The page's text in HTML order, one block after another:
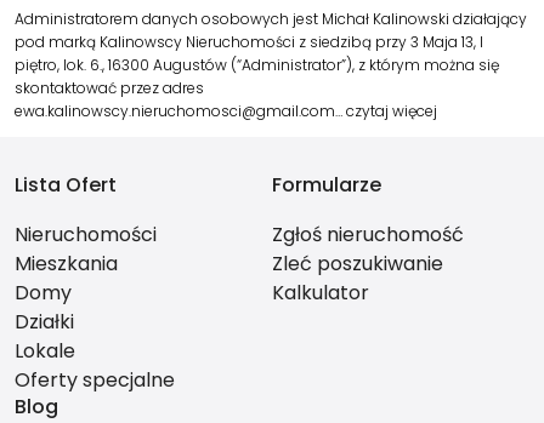
Administratorem danych osobowych jest Michał Kalinowski działający
pod marką Kalinowscy Nieruchomości z siedzibą przy 3 Maja 13, I
piętro, lok. 6., 16300 Augustów (“Administrator”), z którym można się
skontaktować przez adres
ewa.kalinowscy.nieruchomosci@gmail.com…czytaj więcej
Lista Ofert
Nieruchomości
Mieszkania
Domy
Działki
Lokale
Oferty specjalne
Formularze
Zgłoś nieruchomość
Zleć poszukiwanie
Kalkulator
Blog